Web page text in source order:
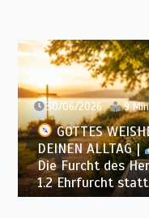
30/06/2026 9
GOTTES
DEINEN ALLTAG |
Die Furcht des
1.2 Ehrfurcht